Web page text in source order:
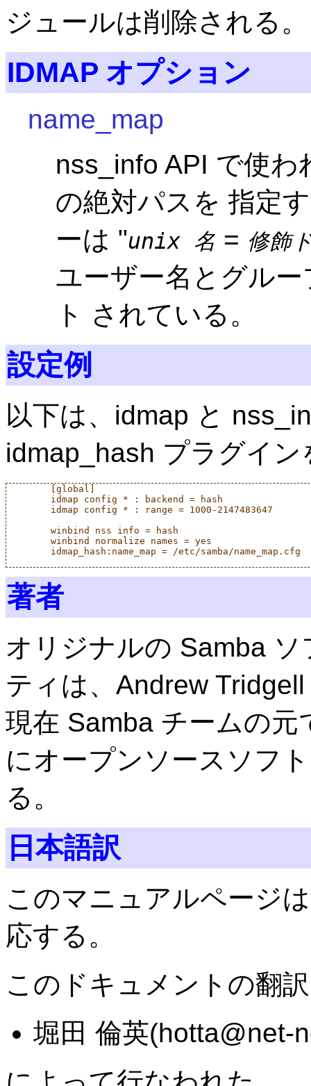
ジュールは削除される。
IDMAP オプション
name_map
nss_info API で使
の絶対パスを 指定
ーは "unix 名 = 修飾
ユーザー名とグル
ト されている。
設定例
以下は、idmap と
idmap_hash プラグイ
        idmap config * : backend = hash
        idmap config * : range = 1000-2147483647
著者
オリジナルの Samba
ティは、Andrew
現在 Samba チームの
にオープンソースソフ
る。
日本語訳
このマニュアルページ
応する。
このドキュメントの翻
堀田 倫英(hotta@net-